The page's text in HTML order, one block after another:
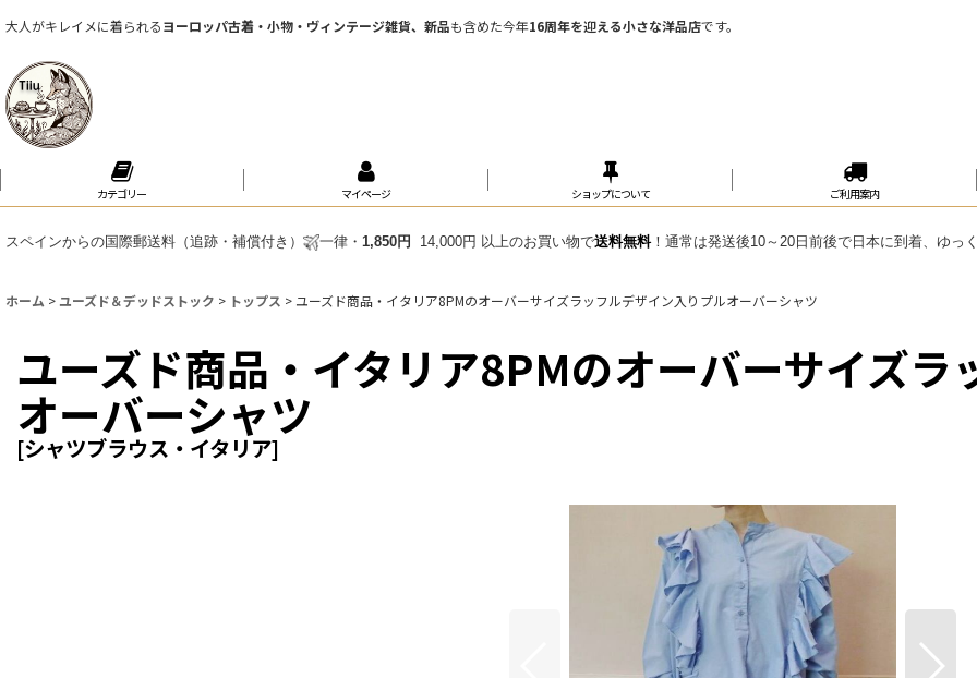
大人がキレイメに着られるヨーロッパ古着・小物・ヴィンテージ雑貨、新品も含めた今年16周年を迎える小さな洋品店です。
カテゴリー マイページ ショップについて ご利用案内
スペインからの国際郵送料（追跡・補償付き） 一律・ 1,850円 14,000円 以上のお買い物で送料無料！通常は発送後10～20日前後で日本に到着、ゆっ
ホーム >ユーズド＆デッドストック > トップス > ユーズド商品・イタリア8PMのオーバーサイズラッフルデザイン入りプルオーバーシャツ
ユーズド商品・イタリア8PMのオーバーサイズラ
オーバーシャツ
[シャツブラウス・イタリア]